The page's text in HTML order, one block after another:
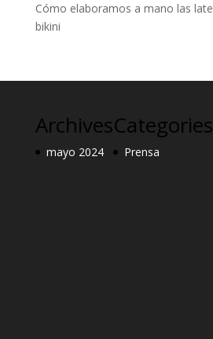
Cómo elaboramos a mano las
bikini
Archives
mayo 2024
Categories
Prensa